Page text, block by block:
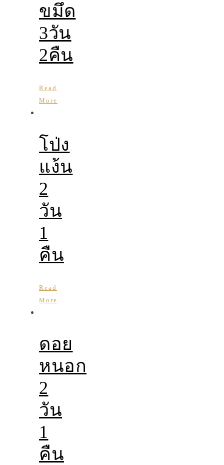
ขมึด
3วัน
2คืน
Read
More
โป่ง
แง้น
2
วัน
1
คืน
Read
More
ดอย
หนอก
2
วัน
1
คืน